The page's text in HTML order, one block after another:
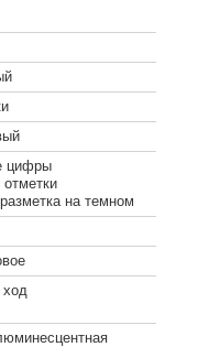
цифры
на темном
ход